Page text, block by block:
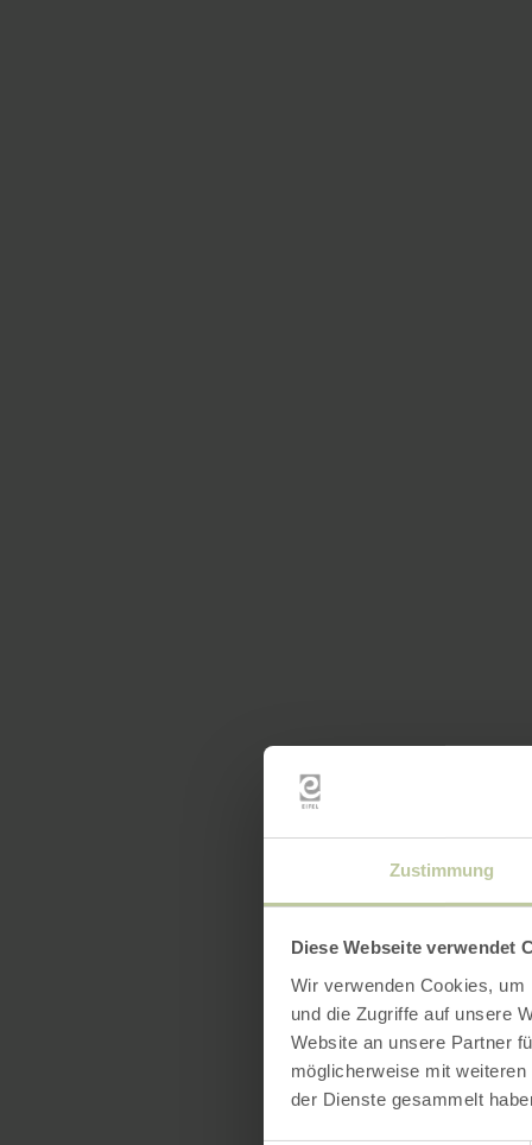
Zustimmung
Diese Webseite verwendet
Wir verwenden Cookies,
und die Zugriffe auf unsere
Website an unsere Partner
möglicherweise mit
der Dienste gesammelt